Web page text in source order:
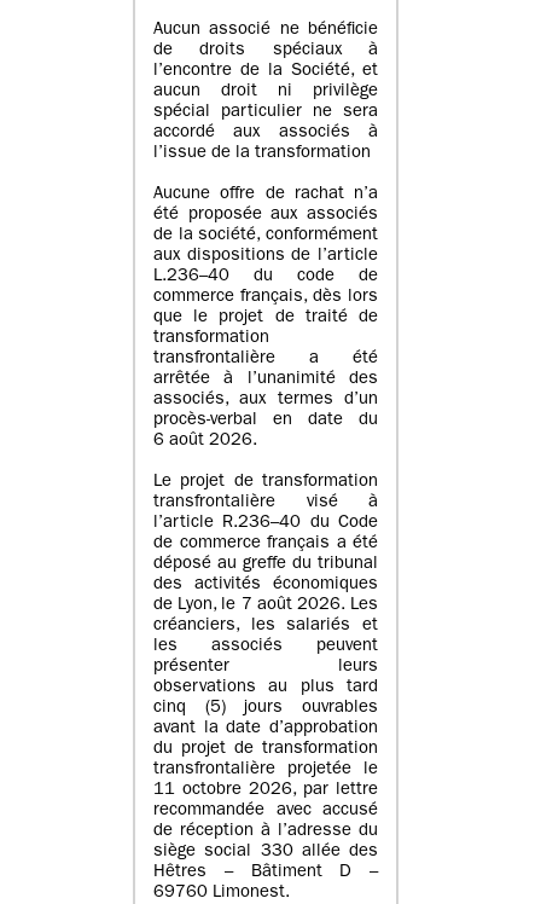
Aucun associé ne bénéficie
de droits spéciaux à
l’encontre de la Société, et
aucun droit ni privilège
spécial particulier ne sera
accordé aux associés à
l’issue de la transformation
Aucune offre de rachat n’a
été proposée aux associés
de la société, conformément
aux dispositions de l’article
L.236–40 du code de
commerce français, dès lors
que le projet de traité de
transformation
transfrontalière a été
arrêtée à l’unanimité des
associés, aux termes d’un
procès-verbal en date du
6 août 2026.
Le projet de transformation
transfrontalière visé à
l’article R.236–40 du Code
de commerce français a été
déposé au greffe du tribunal
des activités économiques
de Lyon, le 7 août 2026. Les
créanciers, les salariés et
les associés peuvent
présenter leurs
observations au plus tard
cinq (5) jours ouvrables
avant la date d’approbation
du projet de transformation
transfrontalière projetée le
11 octobre 2026, par lettre
recommandée avec accusé
de réception à l’adresse du
siège social 330 allée des
Hêtres – Bâtiment D –
69760 Limonest.